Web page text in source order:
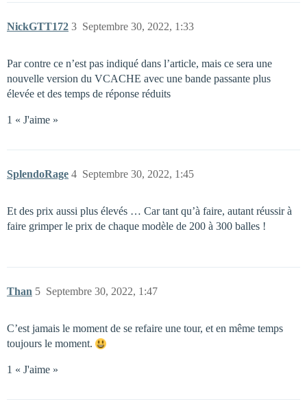
NickGTT172 Septembre 30, 2022, 1:33
3
Par contre ce n’est pas indiqué dans l’article, mais ce sera une
nouvelle version du VCACHE avec une bande passante plus
élevée et des temps de réponse réduits
1 « J'aime »
SplendoRage Septembre 30, 2022, 1:45
4
Et des prix aussi plus élevés … Car tant qu’à faire, autant réussir à
faire grimper le prix de chaque modèle de 200 à 300 balles !
Than Septembre 30, 2022, 1:47
5
C’est jamais le moment de se refaire une tour, et en même temps
toujours le moment.
1 « J'aime »